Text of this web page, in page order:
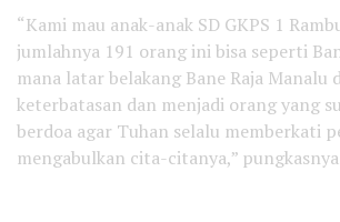
“Kami mau anak-anak SD GKPS 1
jumlahnya 191 orang ini bisa seperti
mana latar belakang Bane Raja Manalu
keterbatasan dan menjadi orang yang
berdoa agar Tuhan selalu memberkati
mengabulkan cita-citanya,”